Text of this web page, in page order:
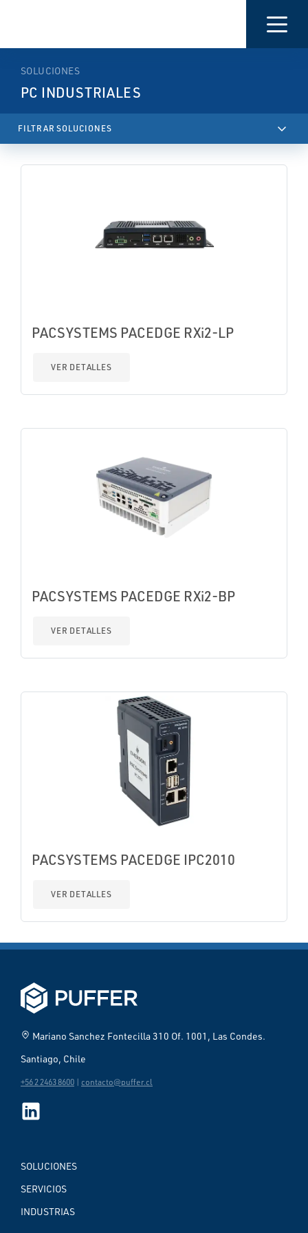
SOLUCIONES
PC INDUSTRIALES
FILTRAR SOLUCIONES keyboard_arrow_up
PACSYSTEMS PACEDGE RXi2-LP
VER DETALLES
PACSYSTEMS PACEDGE RXi2-BP
VER DETALLES
PACSYSTEMS PACEDGE IPC2010
VER DETALLES
home_pin Mariano Sanchez Fontecilla 310 Of. 1001, Las Condes.
Santiago, Chile
+56 2 2463 8600 | contacto@puffer.cl
SOLUCIONES
SERVICIOS
INDUSTRIAS